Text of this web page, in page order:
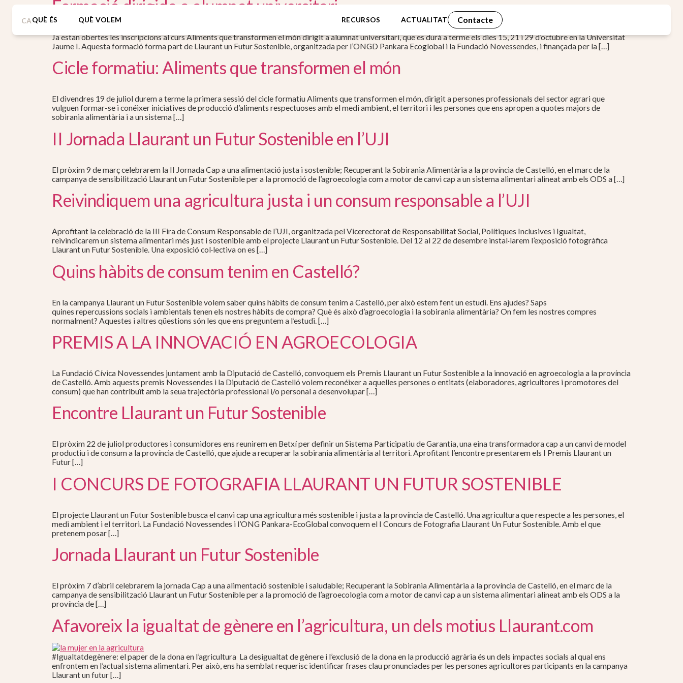
CAQUÈ ÉS QUÈ VOLEM RECURSOS ACTUALITAT Contacte
Formació dirigida a alumnat universitari
Ja estan obertes les inscripcions al curs Aliments que transformen el món dirigit a alumnat universitari, que es durà a terme els dies 15, 21 i 29 d’octubre en la Universitat
Jaume I. Aquesta formació forma part de Llaurant un Futur Sostenible, organitzada per l’ONGD Pankara Ecoglobal i la Fundació Novessendes, i finançada per la […]
Cicle formatiu: Aliments que transformen el món
El divendres 19 de juliol durem a terme la primera sessió del cicle formatiu Aliments que transformen el món, dirigit a persones professionals del sector agrari que
vulguen formar-se i conéixer iniciatives de producció d’aliments respectuoses amb el medi ambient, el territori i les persones que ens apropen a quotes majors de
sobirania alimentària i a un sistema […]
II Jornada Llaurant un Futur Sostenible en l’UJI
El pròxim 9 de març celebrarem la II Jornada Cap a una alimentació justa i sostenible; Recuperant la Sobirania Alimentària a la província de Castelló, en el marc de la
campanya de sensibilització Llaurant un Futur Sostenible per a la promoció de l’agroecologia com a motor de canvi cap a un sistema alimentari alineat amb els ODS a […]
Reivindiquem una agricultura justa i un consum responsable a l’UJI
Aprofitant la celebració de la III Fira de Consum Responsable de l’UJI, organitzada pel Vicerectorat de Responsabilitat Social, Polítiques Inclusives i Igualtat,
reivindicarem un sistema alimentari més just i sostenible amb el projecte Llaurant un Futur Sostenible. Del 12 al 22 de desembre instal·larem l’exposició fotogràfica
Llaurant un Futur Sostenible. Una exposició col·lectiva on es […]
Quins hàbits de consum tenim en Castelló?
En la campanya Llaurant un Futur Sostenible volem saber quins hàbits de consum tenim a Castelló, per això estem fent un estudi. Ens ajudes? Saps
quines repercussions socials i ambientals tenen els nostres hàbits de compra? Què és això d’agroecologia i la sobirania alimentària? On fem les nostres compres
normalment? Aquestes i altres qüestions són les que ens preguntem a l’estudi. […]
PREMIS A LA INNOVACIÓ EN AGROECOLOGIA
La Fundació Cívica Novessendes juntament amb la Diputació de Castelló, convoquem els Premis Llaurant un Futur Sostenible a la innovació en agroecologia a la província
de Castelló. Amb aquests premis Novessendes i la Diputació de Castelló volem reconéixer a aquelles persones o entitats (elaboradores, agricultores i promotores del
consum) que han contribuït amb la seua trajectòria professional i/o personal a desenvolupar […]
Encontre Llaurant un Futur Sostenible
El pròxim 22 de juliol productores i consumidores ens reunirem en Betxí per definir un Sistema Participatiu de Garantia, una eina transformadora cap a un canvi de model
productiu i de consum a la província de Castelló, que ajude a recuperar la sobirania alimentària al territori. Aprofitant l’encontre presentarem els I Premis Llaurant un
Futur […]
I CONCURS DE FOTOGRAFIA LLAURANT UN FUTUR SOSTENIBLE
El projecte Llaurant un Futur Sostenible busca el canvi cap una agricultura més sostenible i justa a la província de Castelló. Una agricultura que respecte a les persones, el
medi ambient i el territori. La Fundació Novessendes i l’ONG Pankara-EcoGlobal convoquem el I Concurs de Fotografia Llaurant Un Futur Sostenible. Amb el que
pretenem posar […]
Jornada Llaurant un Futur Sostenible
El pròxim 7 d’abril celebrarem la jornada Cap a una alimentació sostenible i saludable; Recuperant la Sobirania Alimentària a la província de Castelló, en el marc de la
campanya de sensibilització Llaurant un Futur Sostenible per a la promoció de l’agroecologia com a motor de canvi cap a un sistema alimentari alineat amb els ODS a la
província de […]
Afavoreix la igualtat de gènere en l’agricultura, un dels motius Llaurant.com
#Igualtatdegènere: el paper de la dona en l’agricultura La desigualtat de gènere i l’exclusió de la dona en la producció agrària és un dels impactes socials al qual ens
enfrontem en l’actual sistema alimentari. Per això, ens ha semblat requerisc identificar frases clau pronunciades per les persones agricultores participants en la campanya
Llaurant un futur […]